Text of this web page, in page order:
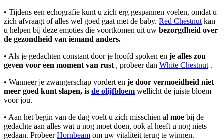
• Tijdens een echografie kunt u zich erg gespannen voelen, omdat u
zich afvraagt of alles wel goed gaat met de baby. Red Chestnut kan
u helpen bij deze emoties die voortkomen uit uw bezorgdheid over
de gezondheid van iemand anders.
• Als je gedachten constant door je hoofd spoken en je alles zou
geven voor een moment van rust , probeer dan White Chestnut .
• Wanneer je zwangerschap vordert en je door vermoeidheid niet
meer goed kunt slapen, is de olijfbloem wellicht de juiste bloem
voor jou.
• Aan het begin van de dag voelt u zich misschien al moe bij de
gedachte aan alles wat u nog moet doen, ook al heeft u nog niets
gedaan. ProbeerHornbeam om uw vitaliteit terug te winnen.